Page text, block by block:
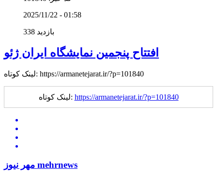
2025/11/22 - 01:58
338 بازدید
افتتاح پنجمین نمایشگاه ایران ژئو
لینک کوتاه: https://armanetejarat.ir/?p=101840
لینک کوتاه: https://armanetejarat.ir/?p=101840
مهر نیوز mehrnews